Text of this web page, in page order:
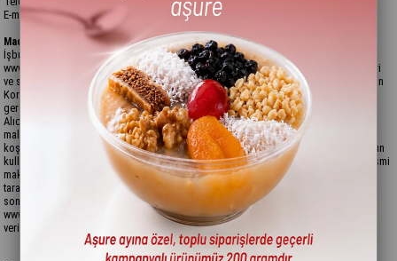
E-mail
Madde 2- Konu
İşbu sözleşmenin konusu, ALICI’nın, SATICI’ya ait internet sitesinden
www.saraymuhallebicisi.com elektronik ortamda siparişini yaptığı aşağıda nitelikleri
ve satış ücreti belirtilen ürünün satışı ve teslimi ile ilgili olarak 4077 sayılı Tüketicilerin
Korunması Hakkındaki Kanun ve Mesafeli Sözleşmelere Dair Yönetmelik hükümleri
gereğince tarafların hak ve yükümlülüklerinin saptanmasıdır.
Alıcı, satıcının isim, unvan, açık adres, telefon ve diğer erişim bilgileri, satışa konu
malın temel nitelikleri, vergiler dahil olmak üzere satış fiyatı , ödeme sekli, teslimat
koşulları ve masrafları vs. satışa konu mal ile ilgili tüm ön bilgiler ve “cayma” hakkının
kullanılması ve bu hakkın nasıl kullanılacağı, şikayet ve itirazlarını iletebilecekleri resmi
makamlar vs. konusunda açık, anlaşılır ve internet ortamına uygun şekilde satıcı
tarafından bilgilendirildiğini, bu ön bilgileri elektronik ortamda teyit ettiğini ve
sonrasında mal sipariş verdiğini is bu sözleşme hükümlerince kabul ve beyan eder.
www.saraymuhallebicisi.com sitesinde yer alan ön bilgilendirme ve alıcı tarafından
verilen sipariş üzerine düzenlenen fatura is bu sözleşmenin ayrılmaz parçalarıdır.